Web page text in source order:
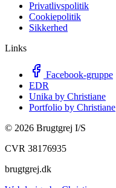
Privatlivspolitik
Cookiepolitik
Sikkerhed
Links
Facebook-gruppe
EDR
Unika by Christiane
Portfolio by Christiane
© 2026 Brugtgrej I/S
CVR 38176935
brugtgrej.dk